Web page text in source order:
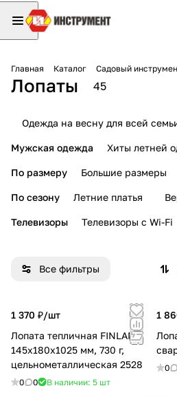
Главная Каталог Садовый
Лопаты 45
Одежда на весну для всей
Мужская одежда Хиты летней
По размеру Большие размеры
По сезону Летние платья
Телевизоры Телевизоры с Wi-Fi
Все фильтры
1 370 ₽/шт
Лопата тепличная FINLAND
145х180х1025 мм, 730 г,
цельнометаллическая 2528
0 0 В наличии: 5 шт
1
0